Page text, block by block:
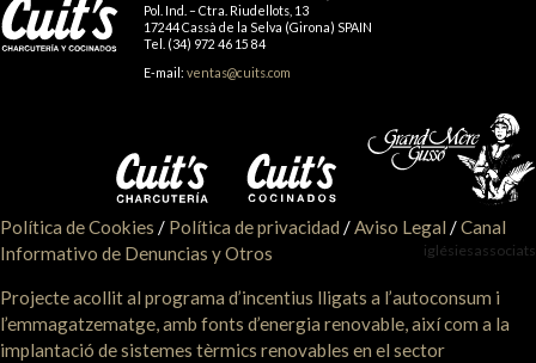
Pol. Ind. – Ctra. Riudellots, 13
17244 Cassà de la Selva (Girona) SPAIN
Tel. (34) 972 46 15 84
E-mail: ventas@cuits.com
Política de Cookies / Política de privacidad /Aviso Legal /Canal
Informativo de Denuncias y Otros
iglésiesassociats
Projecte acollit al programa d’incentius lligats a l’autoconsum i
l’emmagatzematge, amb fonts d’energia renovable, així com a la
implantació de sistemes tèrmics renovables en el sector